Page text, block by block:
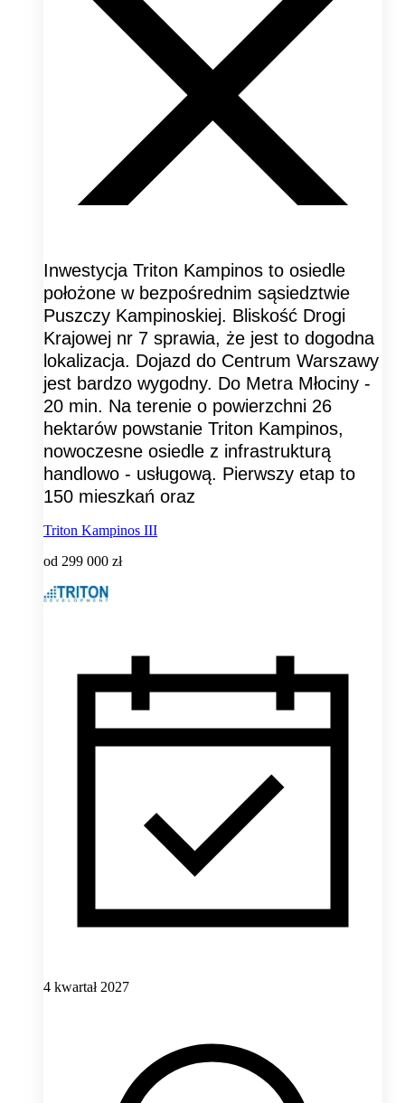
Inwestycja Triton Kampinos to osiedle
położone w bezpośrednim sąsiedztwie
Puszczy Kampinoskiej. Bliskość Drogi
Krajowej nr 7 sprawia, że jest to dogodna
lokalizacja. Dojazd do Centrum Warszawy
jest bardzo wygodny. Do Metra Młociny -
20 min. Na terenie o powierzchni 26
hektarów powstanie Triton Kampinos,
nowoczesne osiedle z infrastrukturą
handlowo - usługową. Pierwszy etap to
150 mieszkań oraz
Triton Kampinos III
od 299 000 zł
4 kwartał 2027